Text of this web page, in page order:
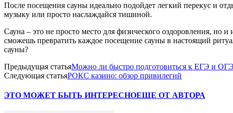
После посещения сауны идеально подойдет легкий перекус и
музыку или просто наслаждайся тишиной.
Сауна – это не просто место для физического оздоровления, но
сможешь превратить каждое посещение сауны в настоящий
сауны?
Предыдущая статьяМожно ли быстро подготовиться к ЕГЭ и
Следующая статьяРОКС казино: обзор привилегий
ЭТО МОЖЕТ БЫТЬ ИНТЕРЕСНОЕЩЕ ОТ АВТОРА